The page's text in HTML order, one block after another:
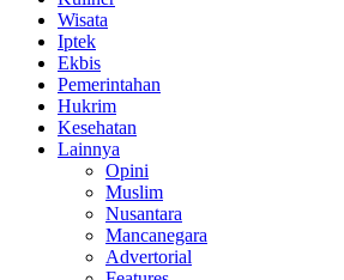
Wisata
Iptek
Ekbis
Pemerintahan
Hukrim
Kesehatan
Lainnya
Opini
Muslim
Nusantara
Mancanegara
Advertorial